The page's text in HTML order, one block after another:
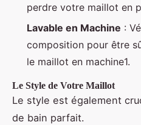
perdre votre maillot en
Lavable en Machine :
composition pour être
le maillot en machine1.
Le Style de Votre Maillot
Le style est également
de bain parfait.